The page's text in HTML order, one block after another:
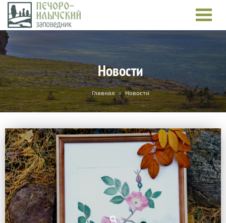
Новости
Вы
здесь
Главная » Новости